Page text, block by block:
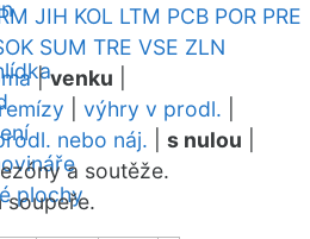
plochy
JIH KOL LTM PCB POR PRE
SUM TRE VSE ZLN
|venku
výhry v prodl.
nebo náj. s nulou
a soutěže.
soupeře.